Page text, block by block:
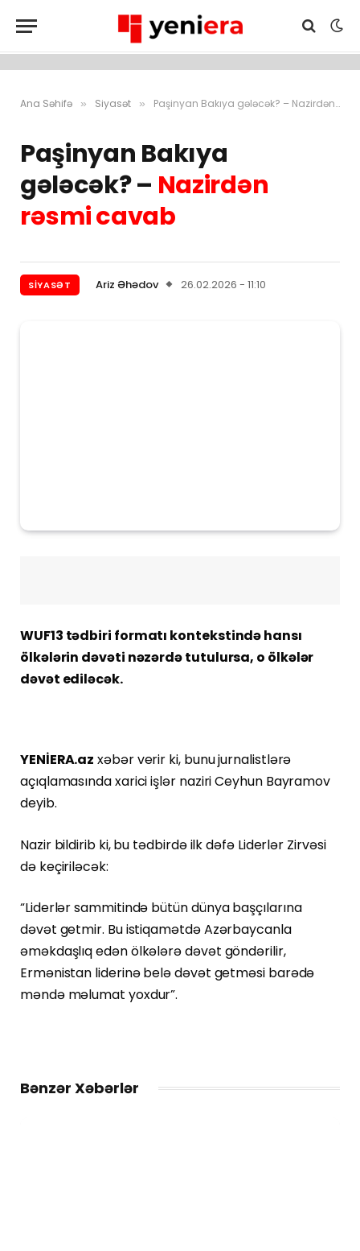
Ana Səhifə » Siyasət » Paşinyan Bakıya gələcək? – Nazirdən rəsmi cavab
Paşinyan Bakıya
gələcək? – Nazirdən
rəsmi cavab
SIYASƏT Ariz Əhədov 26.02.2026 - 11:10
WUF13 tədbiri formatı kontekstində hansı
ölkələrin dəvəti nəzərdə tutulursa, o ölkələr
dəvət ediləcək.
YENİERA.az xəbər verir ki, bunu jurnalistlərə
açıqlamasında xarici işlər naziri Ceyhun Bayramov
deyib.
Nazir bildirib ki, bu tədbirdə ilk dəfə Liderlər Zirvəsi
də keçiriləcək:
“Liderlər sammitində bütün dünya başçılarına
dəvət getmir. Bu istiqamətdə Azərbaycanla
əməkdaşlıq edən ölkələrə dəvət göndərilir,
Ermənistan liderinə belə dəvət getməsi barədə
məndə məlumat yoxdur”.
Bənzər Xəbərlər